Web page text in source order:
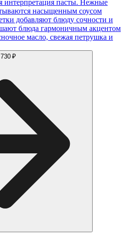
интерпретация пасты. Нежные
насыщенным соусом
добавляют блюду сочности и
блюда гармоничным акцентом
масло, свежая петрушка и
730 ₽